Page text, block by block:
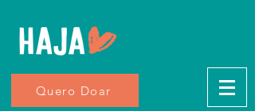
Quero Doar